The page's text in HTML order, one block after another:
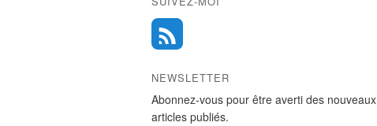
NEWSLETTER
Abonnez-vous pour être averti des nouveaux
articles publiés.